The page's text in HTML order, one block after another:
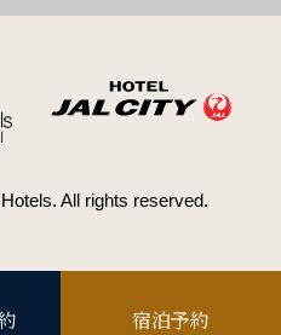
宿泊予約
All rights reserved.